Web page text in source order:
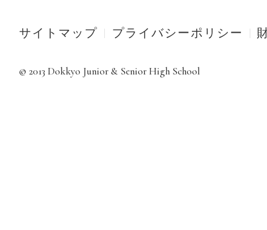
サイトマップ プライバシーポリシー
© 2013 Dokkyo Junior & Senior High School